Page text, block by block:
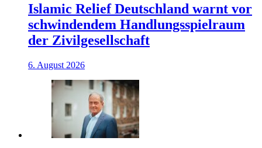
Islamic Relief Deutschland warnt vor
schwindendem Handlungsspielraum
der Zivilgesellschaft
6. August 2026